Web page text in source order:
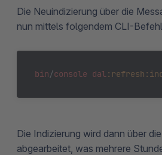
Die Neuindizierung über die
nun mittels folgendem CLI-
bin/console dal :refresh
Die Indizierung wird dann über
abgearbeitet, was mehrere